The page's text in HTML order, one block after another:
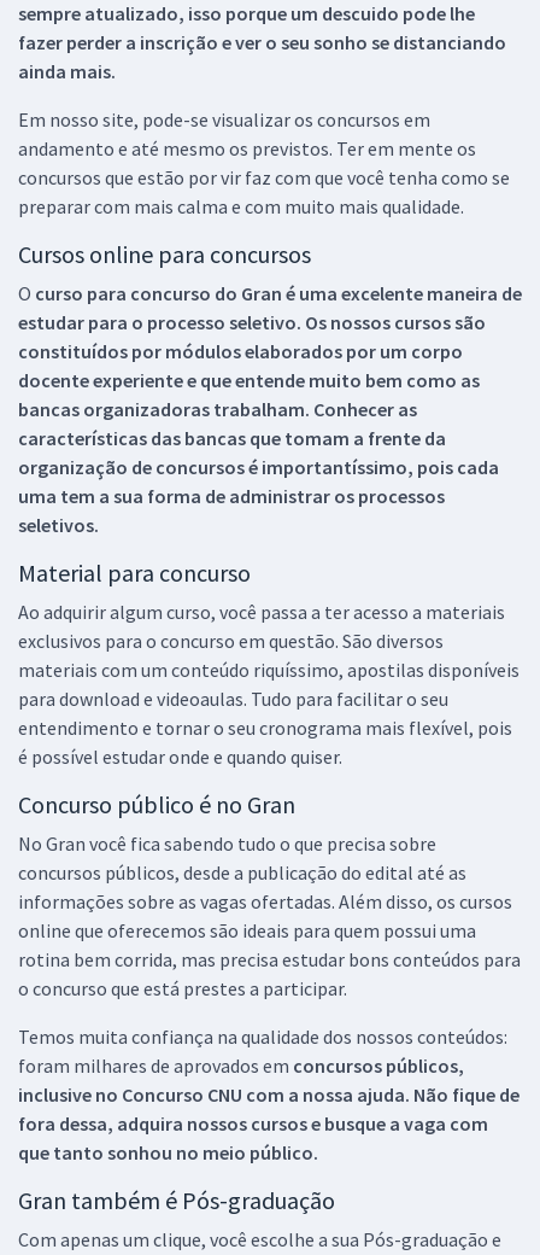
sempre atualizado, isso porque um descuido pode lhe
fazer perder a inscrição e ver o seu sonho se distanciando
ainda mais.
Em nosso site, pode-se visualizar os concursos em
andamento e até mesmo os previstos. Ter em mente os
concursos que estão por vir faz com que você tenha como se
preparar com mais calma e com muito mais qualidade.
Cursos online para concursos
O curso para concurso do Gran é uma excelente maneira de
estudar para o processo seletivo. Os nossos cursos são
constituídos por módulos elaborados por um corpo
docente experiente e que entende muito bem como as
bancas organizadoras trabalham. Conhecer as
características das bancas que tomam a frente da
organização de concursos é importantíssimo, pois cada
uma tem a sua forma de administrar os processos
seletivos.
Material para concurso
Ao adquirir algum curso, você passa a ter acesso a materiais
exclusivos para o concurso em questão. São diversos
materiais com um conteúdo riquíssimo, apostilas disponíveis
para download e videoaulas. Tudo para facilitar o seu
entendimento e tornar o seu cronograma mais flexível, pois
é possível estudar onde e quando quiser.
Concurso público é no Gran
No Gran você fica sabendo tudo o que precisa sobre
concursos públicos, desde a publicação do edital até as
informações sobre as vagas ofertadas. Além disso, os cursos
online que oferecemos são ideais para quem possui uma
rotina bem corrida, mas precisa estudar bons conteúdos para
o concurso que está prestes a participar.
Temos muita confiança na qualidade dos nossos conteúdos:
foram milhares de aprovados em concursos públicos,
inclusive no Concurso CNU com a nossa ajuda. Não fique de
fora dessa, adquira nossos cursos e busque a vaga com
que tanto sonhou no meio público.
Gran também é Pós-graduação
Com apenas um clique, você escolhe a sua Pós-graduação e